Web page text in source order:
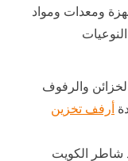
ومعدات ومواد
والرفوف
أرفف تخزين
شاطر الكويت